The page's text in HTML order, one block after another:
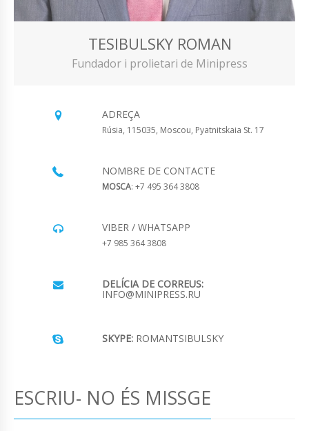
TESIBULSKY ROMAN
Fundador i prolietari de Minipress
ADREÇA
Rúsia, 115035, Moscou, Pyatnitskaia St. 17
NOMBRE DE CONTACTE
MOSCA: +7 495 364 3808
VIBER / WHATSAPP
+7 985 364 3808
DELÍCIA DE CORREUS:
INFO@MINIPRESS.RU
SKYPE: ROMANTSIBULSKY
ESCRIU- NO ÉS MISSGE